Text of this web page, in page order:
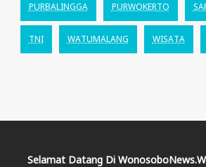
PURBALINGGA PURWOKERTO
TNI WATUMALANG WISATA
Selamat Datang Di